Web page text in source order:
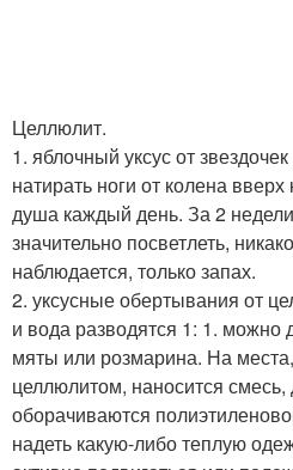
Целлюлит.
1. яблочный уксус от
натирать ноги от колена
душа каждый день. За 2
значительно посветлеть,
наблюдается, только запах.
2. уксусные обертывания от
и вода разводятся 1: 1. можно
мяты или розмарина. На
целлюлитом, наносится смесь,
оборачиваются
надеть какую-либо теплую